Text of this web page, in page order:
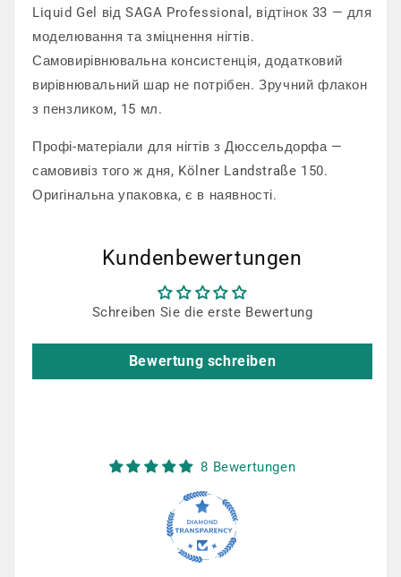
Liquid Gel від SAGA Professional, відтінок 33 — для
моделювання та зміцнення нігтів.
Самовирівнювальна консистенція, додатковий
вирівнювальний шар не потрібен. Зручний флакон
з пензликом, 15 мл.
Профі-матеріали для нігтів з Дюссельдорфа —
самовивіз того ж дня, Kölner Landstraße 150.
Оригінальна упаковка, є в наявності.
Kundenbewertungen
Schreiben Sie die erste Bewertung
Bewertung schreiben
8 Bewertungen